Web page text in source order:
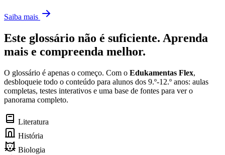
Saiba mais
Este glossário não é suficiente. Aprenda
mais e compreenda melhor.
O glossário é apenas o começo. Com o Edukamentas Flex,
desbloqueie todo o conteúdo para alunos dos 9.º-12.º anos: aulas
completas, testes interativos e uma base de fontes para ver o
panorama completo.
Literatura
História
Biologia